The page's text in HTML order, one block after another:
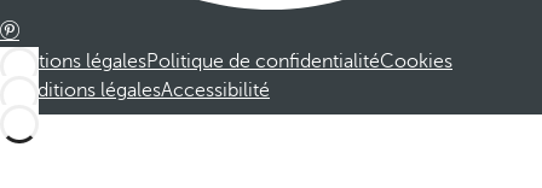
Mentions légalesPolitique de confidentialitéCookies
Conditions légalesAccessibilité